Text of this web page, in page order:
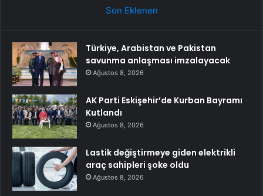
Son Eklenen
Türkiye, Arabistan ve Pakistan
savunma anlaşması imzalayacak
Ağustos 8, 2026
AK Parti Eskişehir’de Kurban Bayramı
Kutlandı
Ağustos 8, 2026
Lastik değiştirmeye giden elektrikli
araç sahipleri şoke oldu
Ağustos 8, 2026